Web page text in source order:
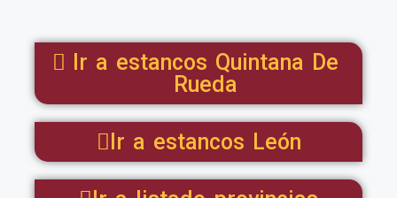
Ir a estancos Quintana De
Rueda
Ir a estancos León